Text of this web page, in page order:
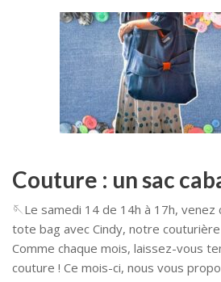
Couture : un sac
🪡Le samedi 14 de 14h à 17h,
tote bag avec Cindy, notre
Comme chaque mois, laissez-vous
couture ! Ce mois-ci, nous vous